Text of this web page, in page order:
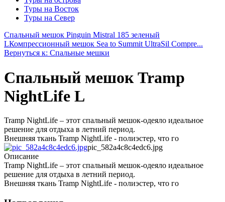
Туры на Восток
Туры на Север
Спальный мешок Pinguin Mistral 185 зеленый
LКомпрессионный мешок Sea to Summit UltraSil Compre...
Вернуться к: Спальные мешки
Спальный мешок Tramp
NightLife L
Tramp NightLife – этот спальный мешок-одеяло идеальное
решение для отдыха в летний период.
Внешняя ткань Tramp NightLife - полиэстер, что го
pic_582a4c8c4edc6.jpg
Описание
Tramp NightLife – этот спальный мешок-одеяло идеальное
решение для отдыха в летний период.
Внешняя ткань Tramp NightLife - полиэстер, что го